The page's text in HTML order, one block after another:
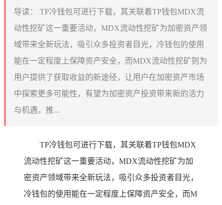
导读：
TP冷钱包可进行下载，其关联着TP钱包MDX流
动性挖矿这一重要活动，MDX流动性挖矿为加密资产领
域带来全新玩法，吸引众多投资者目光，冷钱包的使用
能在一定程度上保障资产安全，而MDX流动性挖矿则为
用户提供了获取收益的新途径，让用户在加密资产市场
中探索更多可能性，有望为加密资产投资带来新的活力
与机遇，推...
TP冷钱包可进行下载，其关联着TP钱包MDX
流动性挖矿这一重要活动，MDX流动性挖矿为加
密资产领域带来全新玩法，吸引众多投资者目光，
冷钱包的使用能在一定程度上保障资产安全，而M